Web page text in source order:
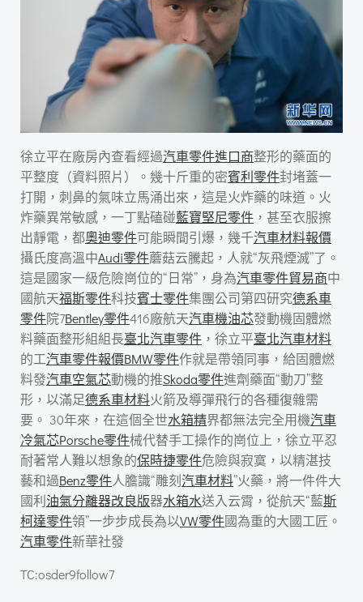
徐立平在廠房內查看經過汽車零件進口商整形的藥面的
平整度（資料照片）。幾十斤重的密賓利零件封堵蓋一
打開，刺鼻的氣味立馬涌出來，這是火炸藥的味道。火
炸藥異常敏感，一丁點磕碰藍寶堅尼零件 ，甚至衣服擦
出靜電，都奧迪零件可能瞬間引爆，幾千汽車材料報價
攝氏度高溫中Audi零件蘑菇云騰起，人就“灰飛煙滅”了。
這是國家一級危險崗位的“日常”，身為汽車零件貿易商中
國航天福斯零件科技賓士零件集團公司第四研究德系車
零件院7Bentley零件416廠航天汽車機油芯發動機固體燃
料藥面整形組組長臺北汽車零件 ，徐立平臺北汽車材料
的工汽車零件報價BMW零件作就是帶領同事，給固體燃
料發汽車空氣芯動機的推Skoda零件進劑藥面“動刀”整
形，以滿足德系車材料火箭及導彈飛行的各種復雜需
要。 30年來，在這個全世水箱精界都無法完全用機汽車
冷氣芯Porsche零件械代替手工操作的崗位上，徐立平忍
耐著常人難以想象的保時捷零件危險與寂寞，以精湛技
藝和過Benz零件人膽識“雕刻汽車材料”火藥，將一件件大
國利油氣分離器改良版器水箱水送入云霄，從航天“藍斯
柯達零件領”一步步成長為以VW零件國為重的大國工匠。
汽車零件新華社發
TC:osder9follow7